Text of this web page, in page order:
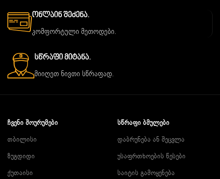
Ონლაინ Შეძენა.
კომფორტული მეთოდები.
Სწრაფი Მიტანა.
მიიღეთ ნივთი სწრაფად.
ᲩᲕᲔᲜᲘ ᲨᲝᲣᲠᲣᲛᲔᲑᲘ
თბილისი
ზუგდიდი
ქუთაისი
ᲡᲬᲠᲐᲤᲘ ᲑᲛᲣᲚᲔᲑᲘ
დაბრუნება ან შეცვლა
უსაფრთხოების წესები
საიტის გამოყენება